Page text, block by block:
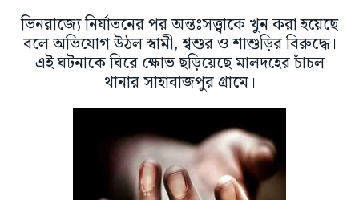
ভিনরাজ্যে নির্যাতনের পর অন্তঃসত্ত্বাকে খুন করা হয়েছে
বলে অভিযোগ উঠল স্বামী, শ্বশুর ও শাশুড়ির বিরুদ্ধে।
এই ঘটনাকে ঘিরে ক্ষোভ ছড়িয়েছে মালদহের চাঁচল
থানার সাহাবাজপুর গ্রামে।